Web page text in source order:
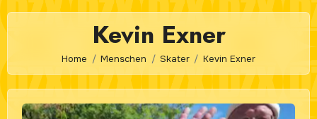
Kevin Exner
Home Menschen Skater Kevin Exner